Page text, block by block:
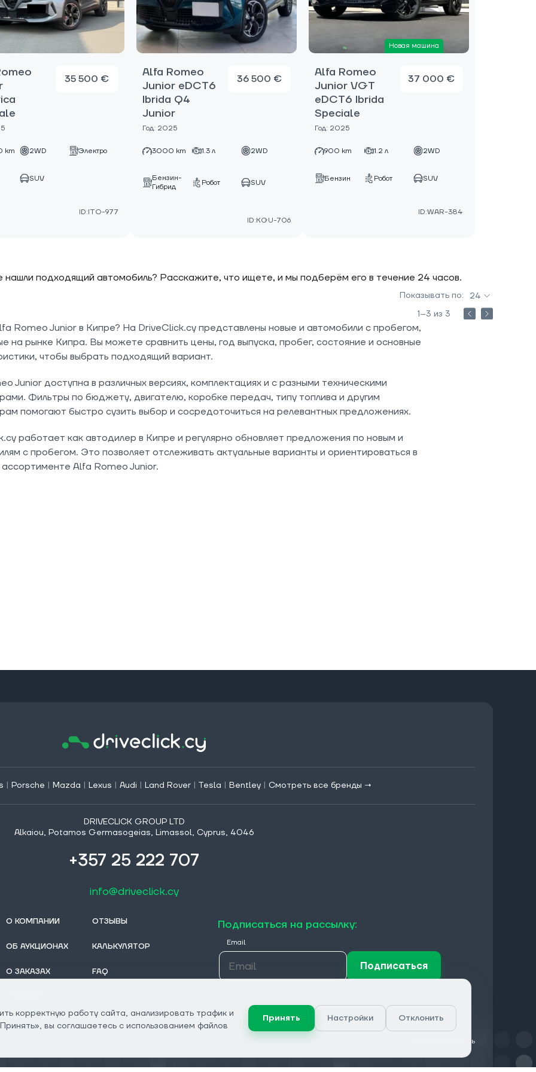
35 500 €
km 2WD Электро
SUV
ID:ITO-977
Alfa Romeo
Junior eDCT6
Ibrida Q4
Junior
Год: 2025
36 500 €
3000 km 1.3 л 2WD
Бензин-
Гибрид
Робот SUV
ID:KGU-706
Новая машина
Alfa Romeo
Junior VGT
eDCT6 Ibrida
Speciale
Год: 2025
37 000 €
900 km 1.2 л 2WD
Бензин Робот SUV
ID:WAR-384
нашли подходящий автомобиль? Расскажите, что ищете, и мы подберём его в течение 24 часов.
Показывать по:
24
1–3 из 3
Romeo Junior в Кипре? На DriveClick.cy представлены новые и автомобили с пробегом,
на рынке Кипра. Вы можете сравнить цены, год выпуска, пробег, состояние и основные
чтобы выбрать подходящий вариант.
Junior доступна в различных версиях, комплектациях и с разными техническими
Фильтры по бюджету, двигателю, коробке передач, типу топлива и другим
помогают быстро сузить выбор и сосредоточиться на релевантных предложениях.
работает как автодилер в Кипре и регулярно обновляет предложения по новым и
с пробегом. Это позволяет отслеживать актуальные варианты и ориентироваться в
Alfa Romeo Junior.
| Porsche | Mazda | Lexus | Audi | Land Rover | Tesla | Bentley | Смотреть все бренды →
DRIVECLICK GROUP LTD
Alkaiou, Potamos Germasogeias, Limassol, Cyprus, 4046
+357 25 222 707
info@driveclick.cy
О КОМПАНИИ
ОБ АУКЦИОНАХ
О ЗАКАЗАХ
ОТЗЫВЫ
КАЛЬКУЛЯТОР
FAQ
Подписаться на рассылку:
Email
Подписаться
Конфиденциальность
корректную работу сайта, анализировать трафик и
вы соглашаетесь с использованием файлов
Принять Настройки Отклонить